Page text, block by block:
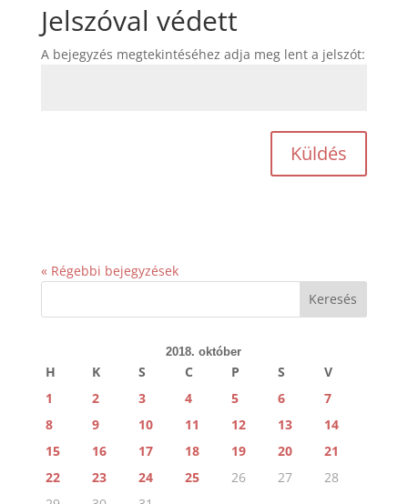
Jelszóval védett
A bejegyzés megtekintéséhez adja meg lent a jelszót:
Küldés
« Régebbi bejegyzések
2018. október
H K S C P S
V
1
2 3 4 5 6
7
8
9 10 11 12 13
14
15
16 17 18 19 20
21
22
23 24 25 26 27
28